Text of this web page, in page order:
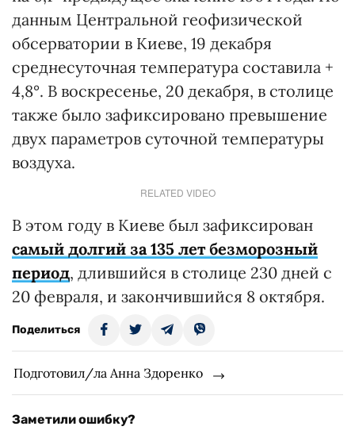
данным Центральной геофизической
обсерватории в Киеве, 19 декабря
среднесуточная температура составила +
4,8°. В воскресенье, 20 декабря, в столице
также было зафиксировано превышение
двух параметров суточной температуры
воздуха.
RELATED VIDEO
В этом году в Киеве был зафиксирован
самый долгий за 135 лет безморозный
период, длившийся в столице 230 дней с
20 февраля, и закончившийся 8 октября.
Поделиться
Подготовил/ла Анна Здоренко
Заметили ошибку?